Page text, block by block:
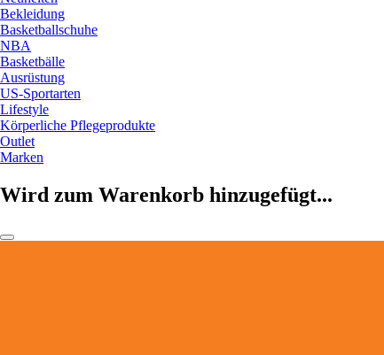
Bekleidung
Basketballschuhe
NBA
Basketbälle
Ausrüstung
US-Sportarten
Lifestyle
Körperliche Pflegeprodukte
Outlet
Marken
Wird zum Warenkorb hinzugefügt...